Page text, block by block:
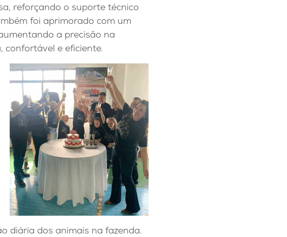
reforçando o suporte técnico
foi aprimorado com um
a precisão na
confortável e eficiente.
diária dos animais na fazenda.